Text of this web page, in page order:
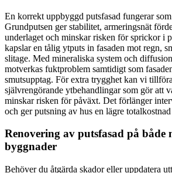
En korrekt uppbyggd putsfasad fungerar
Grundputsen ger stabilitet, armeringsnät
underlaget och minskar risken för sprickor i
kapslar en tålig ytputs in fasaden mot regn,
slitage. Med mineraliska system och
motverkas fuktproblem samtidigt som
smutsupptag. För extra trygghet kan vi
självrengörande ytbehandlingar som gör att
minskar risken för påväxt. Det förlänger
och ger putsning av hus en lägre
Renovering av putsfasad på både
byggnader
Behöver du åtgärda skador eller uppdatera